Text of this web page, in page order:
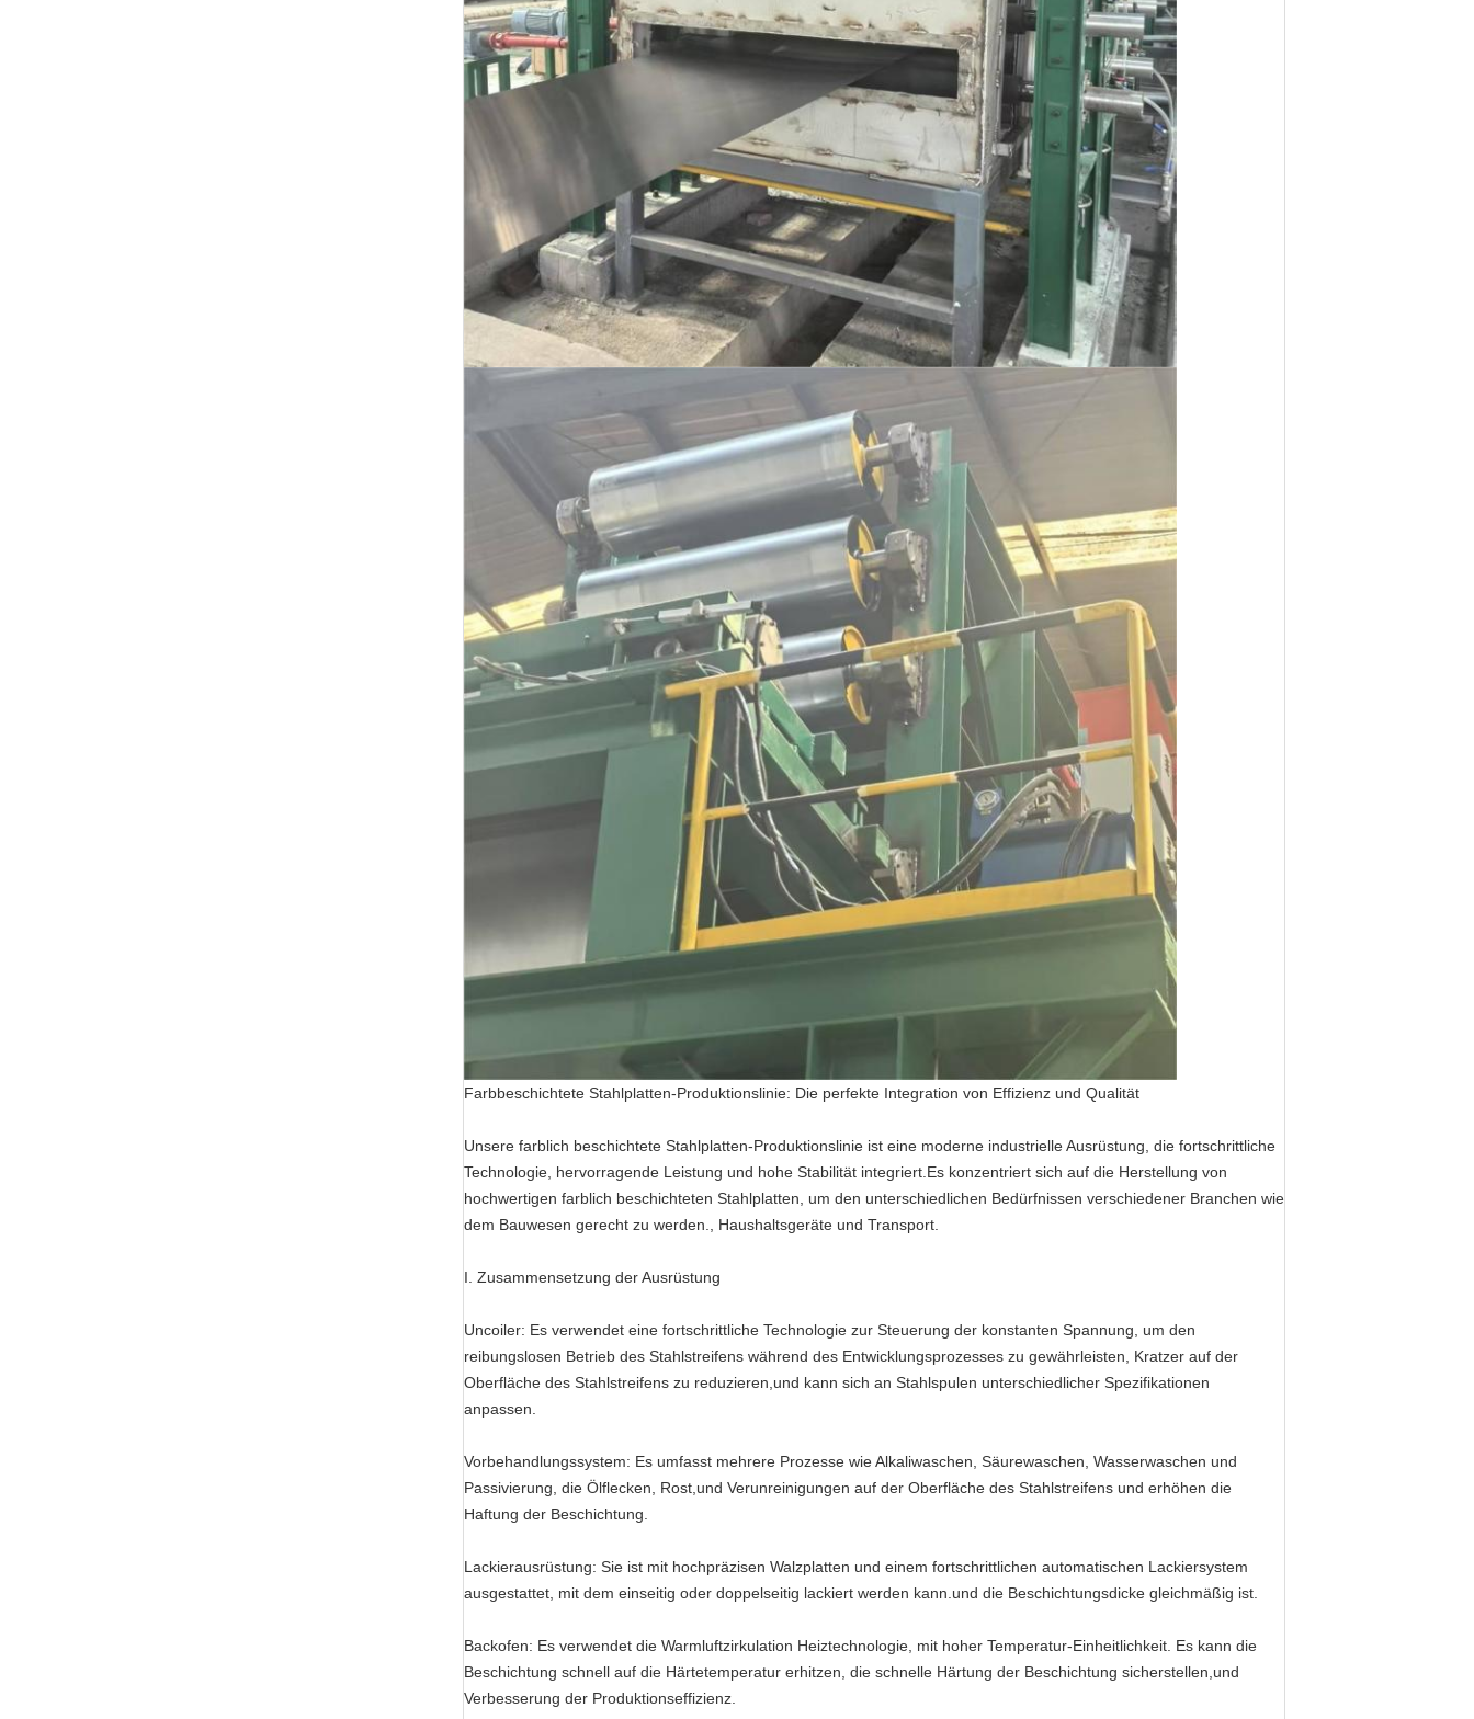
Farbbeschichtete Stahlplatten-Produktionslinie: Die perfekte Integration von Effizienz und Qualität
Unsere farblich beschichtete Stahlplatten-Produktionslinie ist eine moderne industrielle Ausrüstung, die fortschrittliche
Technologie, hervorragende Leistung und hohe Stabilität integriert.Es konzentriert sich auf die Herstellung von
hochwertigen farblich beschichteten Stahlplatten, um den unterschiedlichen Bedürfnissen verschiedener Branchen wie
dem Bauwesen gerecht zu werden., Haushaltsgeräte und Transport.
I. Zusammensetzung der Ausrüstung
Uncoiler: Es verwendet eine fortschrittliche Technologie zur Steuerung der konstanten Spannung, um den
reibungslosen Betrieb des Stahlstreifens während des Entwicklungsprozesses zu gewährleisten, Kratzer auf der
Oberfläche des Stahlstreifens zu reduzieren,und kann sich an Stahlspulen unterschiedlicher Spezifikationen
anpassen.
Vorbehandlungssystem: Es umfasst mehrere Prozesse wie Alkaliwaschen, Säurewaschen, Wasserwaschen und
Passivierung, die Ölflecken, Rost,und Verunreinigungen auf der Oberfläche des Stahlstreifens und erhöhen die
Haftung der Beschichtung.
Lackierausrüstung: Sie ist mit hochpräzisen Walzplatten und einem fortschrittlichen automatischen Lackiersystem
ausgestattet, mit dem einseitig oder doppelseitig lackiert werden kann.und die Beschichtungsdicke gleichmäßig ist.
Backofen: Es verwendet die Warmluftzirkulation Heiztechnologie, mit hoher Temperatur-Einheitlichkeit. Es kann die
Beschichtung schnell auf die Härtetemperatur erhitzen, die schnelle Härtung der Beschichtung sicherstellen,und
Verbesserung der Produktionseffizienz.